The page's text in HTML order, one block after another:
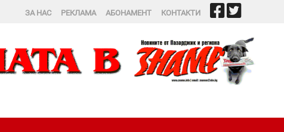
ЗА НАС РЕКЛАМА АБОНАМЕНТ КОНТАКТИ